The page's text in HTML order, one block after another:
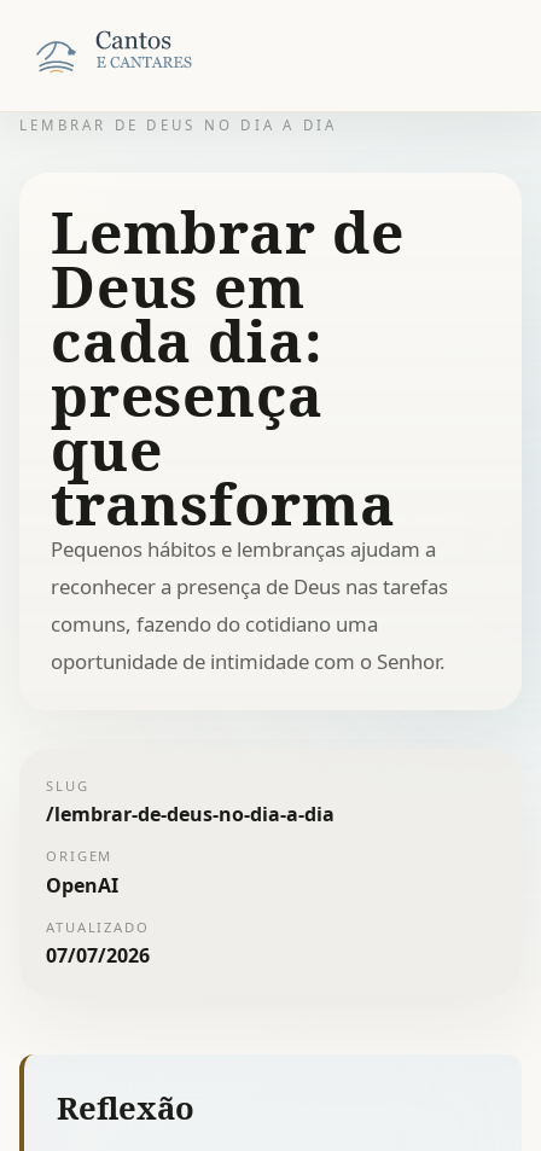
LEMBRAR DE DEUS NO DIA A DIA
Lembrar de
Deus em
cada dia:
presença
que
transforma
Pequenos hábitos e lembranças ajudam a
reconhecer a presença de Deus nas tarefas
comuns, fazendo do cotidiano uma
oportunidade de intimidade com o Senhor.
SLUG
/lembrar-de-deus-no-dia-a-dia
ORIGEM
OpenAI
ATUALIZADO
07/07/2026
Reflexão